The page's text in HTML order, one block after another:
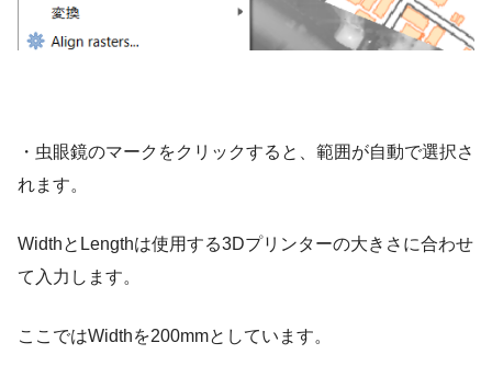
・虫眼鏡のマークをクリックすると、範囲が自動で選択さ
れます。
WidthとLengthは使用する3Dプリンターの大きさに合わせ
て入力します。
ここではWidthを200mmとしています。